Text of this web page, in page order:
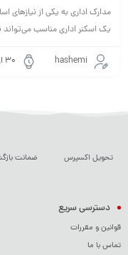
مدارک اداری به یکی از
یک اسکنر اداری مناسب
hashemi ۳۰ اردیبهشت ۱۴۰۴
تحویل اکسپرس ضمانت
دسترسی سریع
قوانین و مقررات
تماس با ما